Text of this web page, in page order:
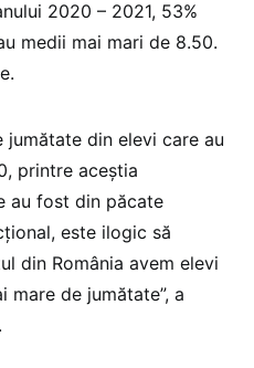
2020 – 2021, 53%
medii mai mari de 8.50.
din elevi care au
printre aceştia
au fost din păcate
este ilogic să
din România avem elevi
de jumătate”, a